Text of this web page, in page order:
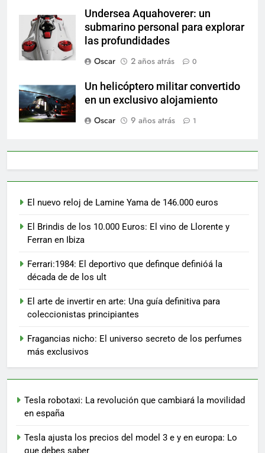
Undersea Aquahoverer: un
submarino personal para explorar
las profundidades
Oscar
2 años atrás 0
Un helicóptero militar convertido
en un exclusivo alojamiento
Oscar
9 años atrás 1
El nuevo reloj de Lamine Yama de 146.000 euros
El Brindis de los 10.000 Euros: El vino de Llorente y
Ferran en Ibiza
Ferrari:1984: El deportivo que definque definióá la
década de de los ult
El arte de invertir en arte: Una guía definitiva para
coleccionistas principiantes
Fragancias nicho: El universo secreto de los perfumes
más exclusivos
Tesla robotaxi: La revolución que cambiará la movilidad
en españa
Tesla ajusta los precios del model 3 e y en europa: Lo
que debes saber